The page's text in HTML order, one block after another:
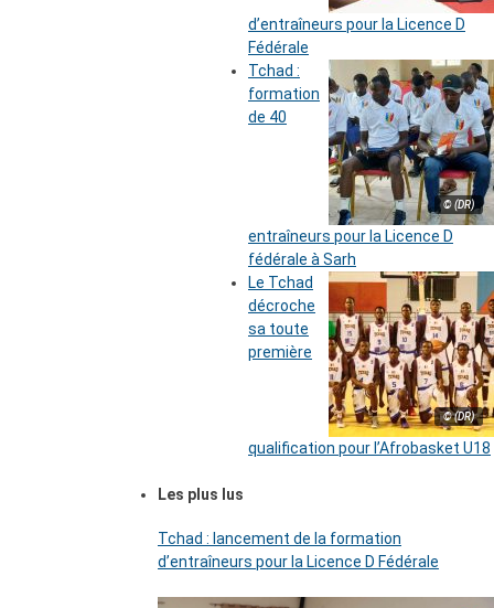
d’entraîneurs pour la Licence D
Fédérale
© (DR)
Tchad :
formation
de 40
entraîneurs pour la Licence D
fédérale à Sarh
© (DR)
Le Tchad
décroche
sa toute
première
qualification pour l’Afrobasket U18
Les plus lus
Tchad : lancement de la formation
d’entraîneurs pour la Licence D Fédérale